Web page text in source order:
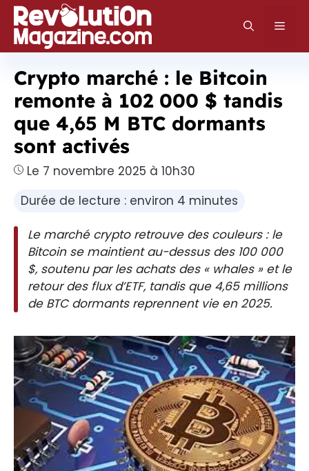
Aller
au
contenu
Crypto marché : le Bitcoin
remonte à 102 000 $ tandis
que 4,65 M BTC dormants
sont activés
Le 7 novembre 2025 à 10h30
Durée de lecture : environ 4 minutes
Le marché crypto retrouve des couleurs : le
Bitcoin se maintient au-dessus des 100 000
$, soutenu par les achats des « whales » et le
retour des flux d’ETF, tandis que 4,65 millions
de BTC dormants reprennent vie en 2025.